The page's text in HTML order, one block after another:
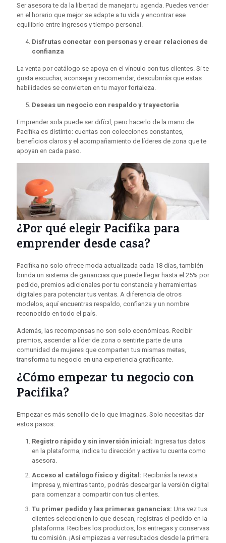
Ser asesora te da la libertad de manejar tu agenda. Puedes vender
en el horario que mejor se adapte a tu vida y encontrar ese
equilibrio entre ingresos y tiempo personal.
Disfrutas conectar con personas y crear relaciones de
confianza
La venta por catálogo se apoya en el vínculo con tus clientes. Si te
gusta escuchar, aconsejar y recomendar, descubrirás que estas
habilidades se convierten en tu mayor fortaleza.
Deseas un negocio con respaldo y trayectoria
Emprender sola puede ser difícil, pero hacerlo de la mano de
Pacifika es distinto: cuentas con colecciones constantes,
beneficios claros y el acompañamiento de líderes de zona que te
apoyan en cada paso.
¿Por qué elegir Pacifika para
emprender desde casa?
Pacifika no solo ofrece moda actualizada cada 18 días, también
brinda un sistema de ganancias que puede llegar hasta el 25% por
pedido, premios adicionales por tu constancia y herramientas
digitales para potenciar tus ventas. A diferencia de otros
modelos, aquí encuentras respaldo, confianza y un nombre
reconocido en todo el país.
Además, las recompensas no son solo económicas. Recibir
premios, ascender a líder de zona o sentirte parte de una
comunidad de mujeres que comparten tus mismas metas,
transforma tu negocio en una experiencia gratificante.
¿Cómo empezar tu negocio con
Pacifika?
Empezar es más sencillo de lo que imaginas. Solo necesitas dar
estos pasos:
Registro rápido y sin inversión inicial: Ingresa tus datos
en la plataforma, indica tu dirección y activa tu cuenta como
asesora.
Acceso al catálogo físico y digital: Recibirás la revista
impresa y, mientras tanto, podrás descargar la versión digital
para comenzar a compartir con tus clientes.
Tu primer pedido y las primeras ganancias: Una vez tus
clientes seleccionen lo que desean, registras el pedido en la
plataforma. Recibes los productos, los entregas y conservas
tu comisión. ¡Así empiezas a ver resultados desde la primera